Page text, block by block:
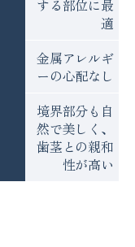
する部位に最
適
金属アレルギ
ーの心配なし
境界部分も自
然で美しく、
歯茎との親和
性が高い